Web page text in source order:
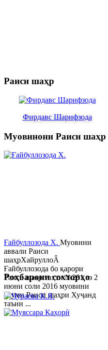
Раиси шаҳр
Фирдавс Шарифзода
Муовинони Раиси шаҳр
Ғайбуллозода Х. Муовини
аввали Раиси
шаҳрХайруллоÂ
Ғайбуллозода бо қарори
Раиси шаҳр таҳти №281 аз 2
июни соли 2016 муовини
якуми Раиси шаҳри Хуҷанд
таъин ...
Роҳбарони сохторҳо